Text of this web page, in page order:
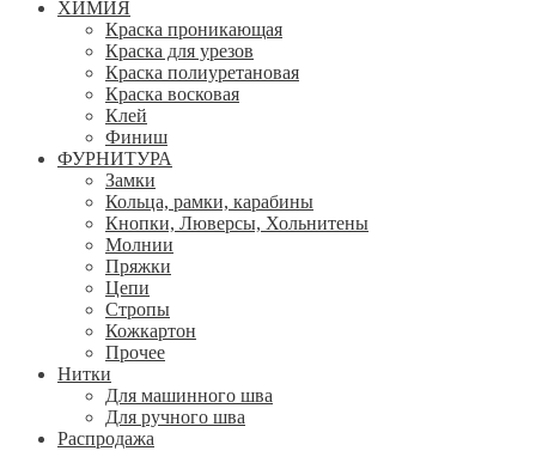
ХИМИЯ
Краска проникающая
Краска для урезов
Краска полиуретановая
Краска восковая
Клей
Финиш
ФУРНИТУРА
Замки
Кольца, рамки, карабины
Кнопки, Люверсы, Хольнитены
Молнии
Пряжки
Цепи
Стропы
Кожкартон
Прочее
Нитки
Для машинного шва
Для ручного шва
Распродажа